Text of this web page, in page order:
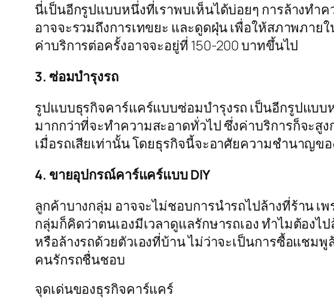
นี่เป็นอีกรูปแบบหนึ่งที่เราพบเห็นได้บ่อยๆ การล้างทำ
อาจจะรวมถึงการเทขยะ และดูดฝุ่น เพื่อให้สภาพภาย
ค่าบริการต่อครั้งอาจจะอยู่ที่ 150-200 บาทขึ้นไป
3. ซ่อมบำรุงรถ
รูปแบบธุรกิจคาร์แคร์แบบซ่อมบำรุงรถ เป็นอีกรูปแบ
มากกว่าที่จะทำความสะอาดทั่วไป ซึ่งค่าบริการก็จะสู
เมื่อรถเสียเท่านั้น โดยธุรกิจนี้จะอาศัยความชำนาญข
4. ขายอุปกรณ์คาร์แคร์แบบ DIY
ลูกค้าบางกลุ่ม อาจจะไม่ชอบการนำรถไปล้างที่ร้าน เ
กลุ่มก็คิดว่าตนเองมีเวลาดูแลรักษารถเอง ทำไมต้องไ
หรือล้างรถด้วยตัวเองที่บ้าน ไม่ว่าจะเป็นการซื้อแชม
คนรักรถชื่นชอบ
จุดเด่นของธุรกิจคาร์แคร์